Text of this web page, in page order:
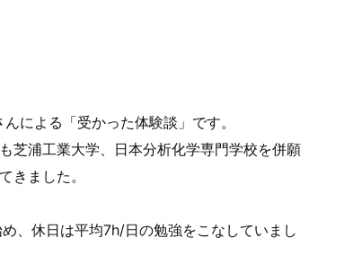
による「受かった体験談」です。
芝浦工業大学、日本分析化学専門学校を併願
きました。
、休日は平均7h/日の勉強をこなしていまし